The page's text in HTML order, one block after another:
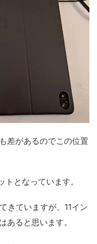
差があるのでこの位置
となっています。
きていますが、11イン
あると思います。